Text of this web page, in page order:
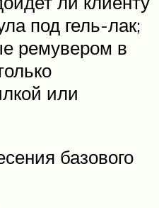
под гель-лак;
ремувером в
или
базового